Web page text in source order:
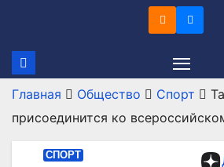
содержимому
Главная Общество Спорт
присоединится ко
СПОРТ